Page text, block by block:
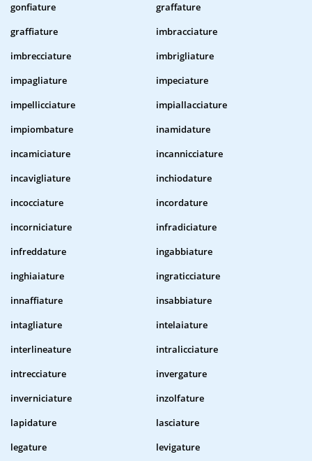
gonfiature
graffature
graffiature
imbracciature
imbrecciature
imbrigliature
impagliature
impeciature
impellicciature
impiallacciature
impiombature
inamidature
incamiciature
incannicciature
incavigliature
inchiodature
incocciature
incordature
incorniciature
infradiciature
infreddature
ingabbiature
inghiaiature
ingraticciature
innaffiature
insabbiature
intagliature
intelaiature
interlineature
intralicciature
intrecciature
invergature
inverniciature
inzolfature
lapidature
lasciature
legature
levigature